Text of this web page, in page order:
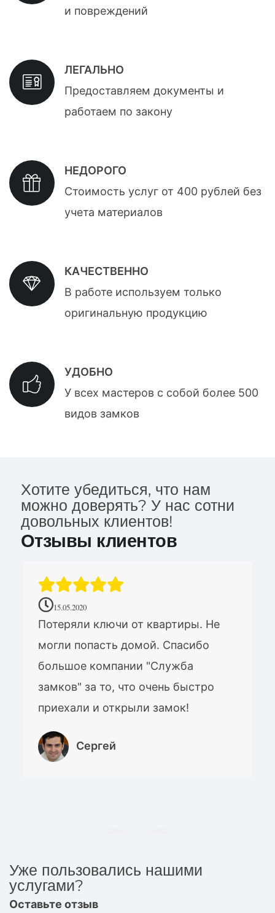
и повреждений
ЛЕГАЛЬНО
Предоставляем документы и
работаем по закону
НЕДОРОГО
Стоимость услуг от 400 рублей без
учета материалов
КАЧЕСТВЕННО
В работе используем только
оригинальную продукцию
УДОБНО
У всех мастеров с собой более 500
видов замков
Хотите убедиться, что нам
можно доверять? У нас сотни
довольных клиентов!
Отзывы клиентов
15.05.2020
Потеряли ключи от квартиры. Не
могли попасть домой. Спасибо
большое компании "Служба
замков" за то, что очень быстро
приехали и открыли замок!
Сергей
Уже пользовались нашими
услугами?
Оставьте отзыв